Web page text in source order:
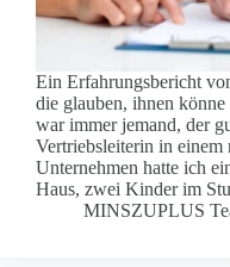
Ein Erfahrungsbericht
die glauben, ihnen könne
war immer jemand, der
Vertriebsleiterin in einem
Unternehmen hatte ich
Haus, zwei Kinder im
MINSZUPLUS